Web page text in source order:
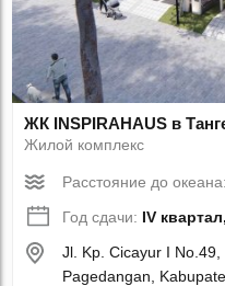
ЖК INSPIRAHAUS в
Жилой комплекс
Расстояние до
Год сдачи: IV
Jl. Kp. Cicayur I No.49,
Pagedangan,